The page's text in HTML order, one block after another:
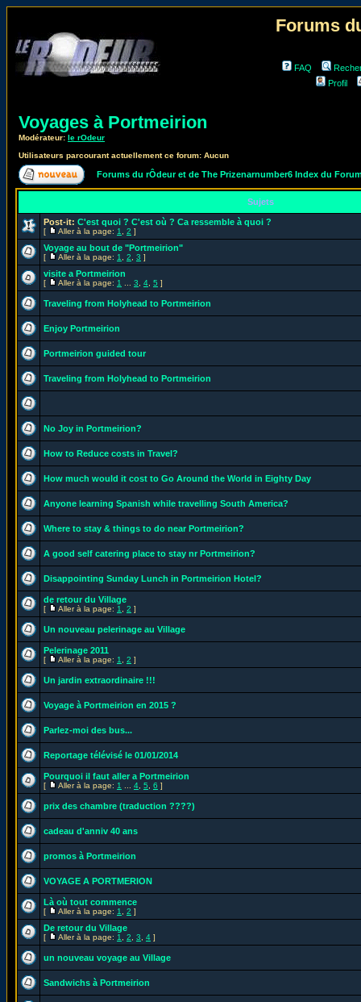
Forums
FAQ
Profil
Voyages à Portmeirion
Modérateur: le rOdeur
Utilisateurs parcourant actuellement ce forum: Aucun
Forums du rÔdeur et de The Prizenarnumber6 Index du
Sujets
Post-it: C'est quoi ? C'est où ? Ca ressemble à quoi ?
[ Aller à la page: 1 2 ]
Voyage au bout de "Portmeirion"
[ Aller à la page: 1 2 3 ]
visite a Portmeirion
[ Aller à la page: 1 3 4 5 ]
Traveling from Holyhead to Portmeirion
Enjoy Portmeirion
Portmeirion guided tour
Traveling from Holyhead to Portmeirion
No Joy in Portmeirion?
How to Reduce costs in Travel?
How much would it cost to Go Around the World in Eighty Day
Anyone learning Spanish while travelling South America?
Where to stay & things to do near Portmeirion?
A good self catering place to stay nr Portmeirion?
Disappointing Sunday Lunch in Portmeirion Hotel?
de retour du Village
[ Aller à la page: 1 2 ]
Un nouveau pelerinage au Village
Pelerinage 2011
[ Aller à la page: 1 2 ]
Un jardin extraordinaire !!!
Voyage à Portmeirion en 2015 ?
Parlez-moi des bus...
Reportage télévisé le 01/01/2014
Pourquoi il faut aller a Portmeirion
[ Aller à la page: 1 4 5 6 ]
prix des chambre (traduction ????)
cadeau d'anniv 40 ans
promos à Portmeirion
VOYAGE A PORTMERION
Là où tout commence
[ Aller à la page: 1 2 ]
De retour du Village
[ Aller à la page: 1 2 3 4 ]
un nouveau voyage au Village
Sandwichs à Portmeirion